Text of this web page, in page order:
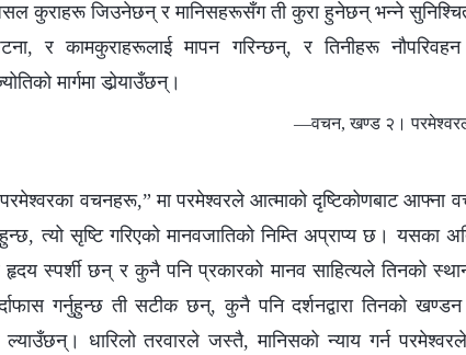
कुराहरू जिउनेछन् र मानिसहरूसँग ती कुरा हुनेछन् भन्‍ने
र कामकुराहरूलाई मापन गरिन्छन्, र तिनीहरू
मार्गमा डोर्‍याउँछन्।
—वचन, खण्ड २।
परमेश्‍वरका वचनहरू,” मा परमेश्‍वरले आत्माको दृष्टिकोणबाट आफ्ना
त्यो सृष्टि गरिएको मानवजातिको निम्ति अप्राप्य छ। यसका
हृदय स्पर्शी छन् र कुनै पनि प्रकारको मानव साहित्यले तिनको
गर्नुहुन्छ ती सटीक छन्, कुनै पनि दर्शनद्वारा तिनको
ल्याउँछन्। धारिलो तरवारले जस्तै, मानिसको न्याय गर्न